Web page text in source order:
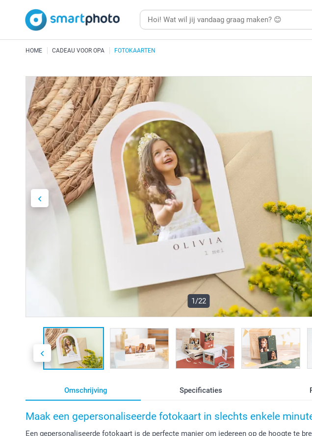
HOME CADEAU VOOR OPA FOTOKAARTEN
1/22
Omschrijving Specificaties
Maak een gepersonaliseerde fotokaart in slechts enkele
Een gepersonaliseerde fotokaart is de perfecte manier om iedereen op de hoogte te